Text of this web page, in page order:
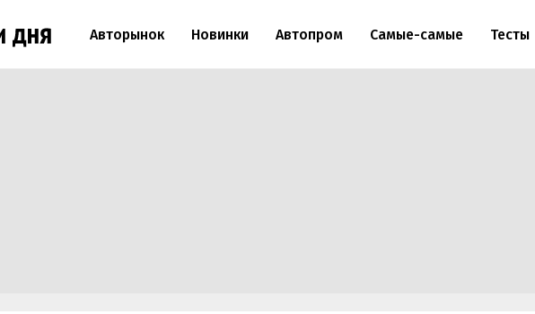
Авторынок Новинки Автопром Самые-самые Тесты